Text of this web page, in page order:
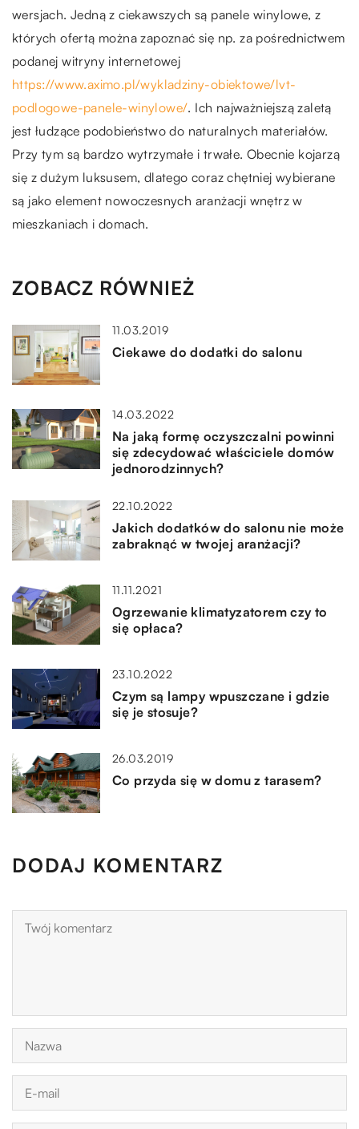
wersjach. Jedną z ciekawszych są panele winylowe, z
których ofertą można zapoznać się np. za pośrednictwem
podanej witryny internetowej
https://www.aximo.pl/wykladziny-obiektowe/lvt-
podlogowe-panele-winylowe/. Ich najważniejszą zaletą
jest łudzące podobieństwo do naturalnych materiałów.
Przy tym są bardzo wytrzymałe i trwałe. Obecnie kojarzą
się z dużym luksusem, dlatego coraz chętniej wybierane
są jako element nowoczesnych aranżacji wnętrz w
mieszkaniach i domach.
ZOBACZ RÓWNIEŻ
11.03.2019
Ciekawe do dodatki do salonu
14.03.2022
Na jaką formę oczyszczalni powinni
się zdecydować właściciele domów
jednorodzinnych?
22.10.2022
Jakich dodatków do salonu nie może
zabraknąć w twojej aranżacji?
11.11.2021
Ogrzewanie klimatyzatorem czy to
się opłaca?
23.10.2022
Czym są lampy wpuszczane i gdzie
się je stosuje?
26.03.2019
Co przyda się w domu z tarasem?
DODAJ KOMENTARZ